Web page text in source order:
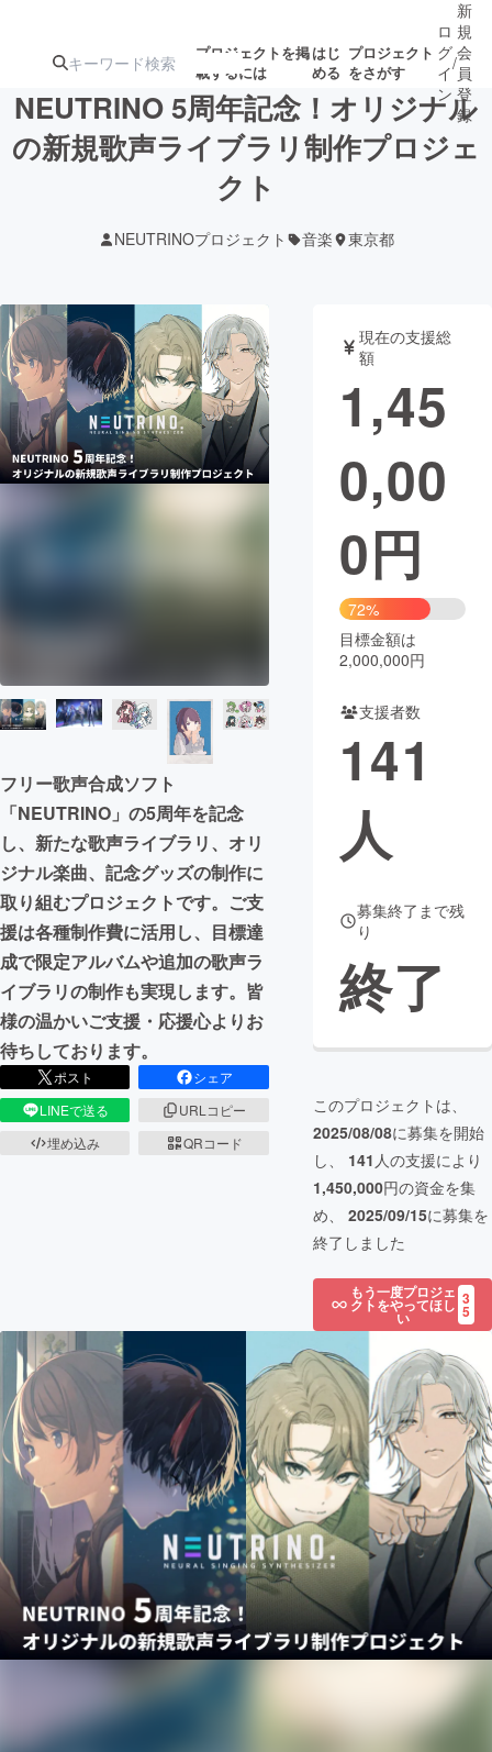
プロジェクトを掲
載するには
はじ
める
プロジェクト
をさがす
注目の新着プロ募集終了が近いプ
テクノロジー・ガジェット
映像・映画 書籍・雑誌
ビジネス・起業 チャレンジ
CAMPFIRE Creation
コミュニティ
ロ
グ
イ
ン
/
新
規
会
員
登
録
NEUTRINO 5周年記念！オリジナル
の新規歌声ライブラリ制作プロジェ
クト
NEUTRINOプロジェクト 音楽 東京都
フリー歌声合成ソフト
「NEUTRINO」の5周年を記念
し、新たな歌声ライブラリ、オリ
ジナル楽曲、記念グッズの制作に
取り組むプロジェクトです。ご支
援は各種制作費に活用し、目標達
成で限定アルバムや追加の歌声ラ
イブラリの制作も実現します。皆
様の温かいご支援・応援心よりお
待ちしております。
ポスト
シェア
LINEで送る
URLコピー
埋め込み
QRコード
現在の支援総
額
1,45
0,00
0円
72%
目標金額は
2,000,000円
支援者数
141
人
募集終了まで残
り
終了
このプロジェクトは、
2025/08/08に募集を開始
し、 141 人の支援により
1,450,000円の資金を集
め、 2025/09/15に募集を
終了しました
もう一度プロジェ
クトをやってほし
い
3
5